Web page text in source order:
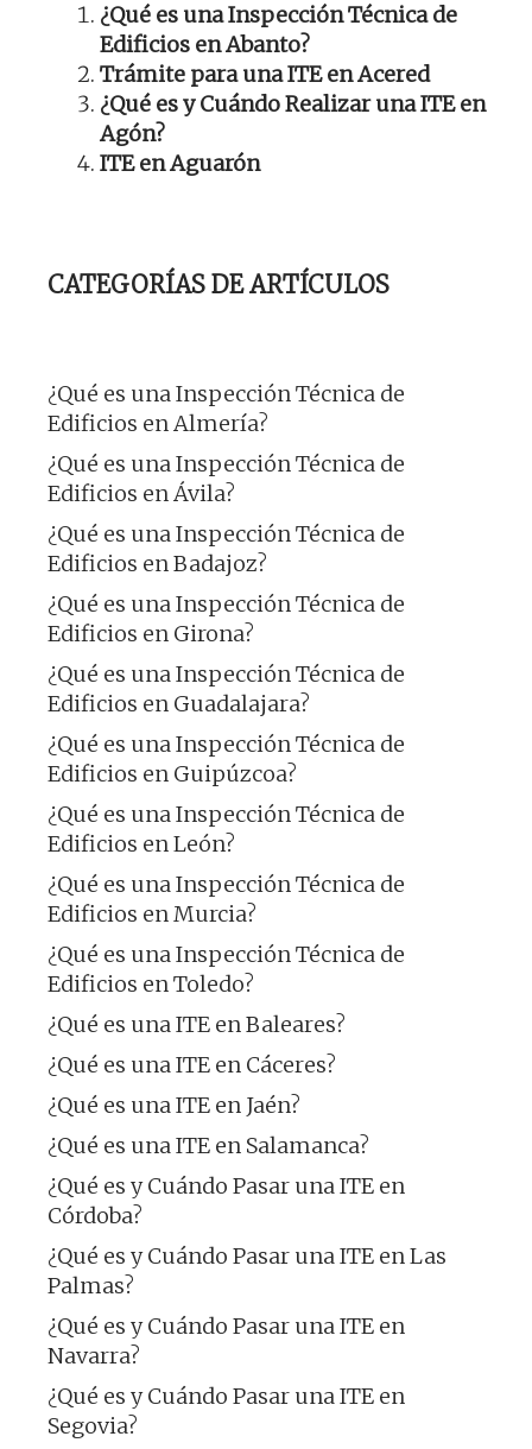
¿Qué es una Inspección Técnica de
Edificios en Abanto?
Trámite para una ITE en Acered
¿Qué es y Cuándo Realizar una ITE en
Agón?
ITE en Aguarón
CATEGORÍAS DE ARTÍCULOS
¿Qué es una Inspección Técnica de
Edificios en Almería?
¿Qué es una Inspección Técnica de
Edificios en Ávila?
¿Qué es una Inspección Técnica de
Edificios en Badajoz?
¿Qué es una Inspección Técnica de
Edificios en Girona?
¿Qué es una Inspección Técnica de
Edificios en Guadalajara?
¿Qué es una Inspección Técnica de
Edificios en Guipúzcoa?
¿Qué es una Inspección Técnica de
Edificios en León?
¿Qué es una Inspección Técnica de
Edificios en Murcia?
¿Qué es una Inspección Técnica de
Edificios en Toledo?
¿Qué es una ITE en Baleares?
¿Qué es una ITE en Cáceres?
¿Qué es una ITE en Jaén?
¿Qué es una ITE en Salamanca?
¿Qué es y Cuándo Pasar una ITE en
Córdoba?
¿Qué es y Cuándo Pasar una ITE en Las
Palmas?
¿Qué es y Cuándo Pasar una ITE en
Navarra?
¿Qué es y Cuándo Pasar una ITE en
Segovia?